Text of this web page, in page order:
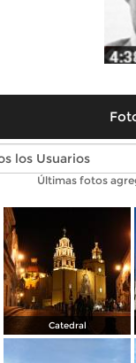
Fotos
Últimas fotos
Catedral